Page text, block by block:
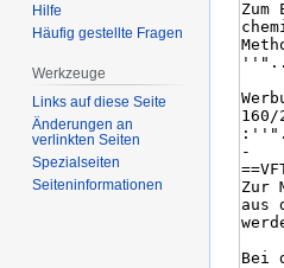
Hilfe
Häufig gestellte Fragen
Werkzeuge
Links auf diese Seite
Änderungen an
verlinkten Seiten
Spezialseiten
Seiten­informationen